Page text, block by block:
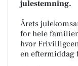
julestemning.
Årets
for hele
hvor
en eftermiddag